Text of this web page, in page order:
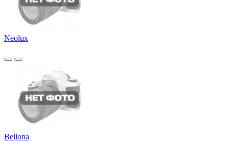
Neolux
Bellona